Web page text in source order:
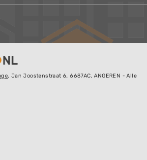
, Jan Joostenstraat 6, 6687AC, ANGEREN - Alle